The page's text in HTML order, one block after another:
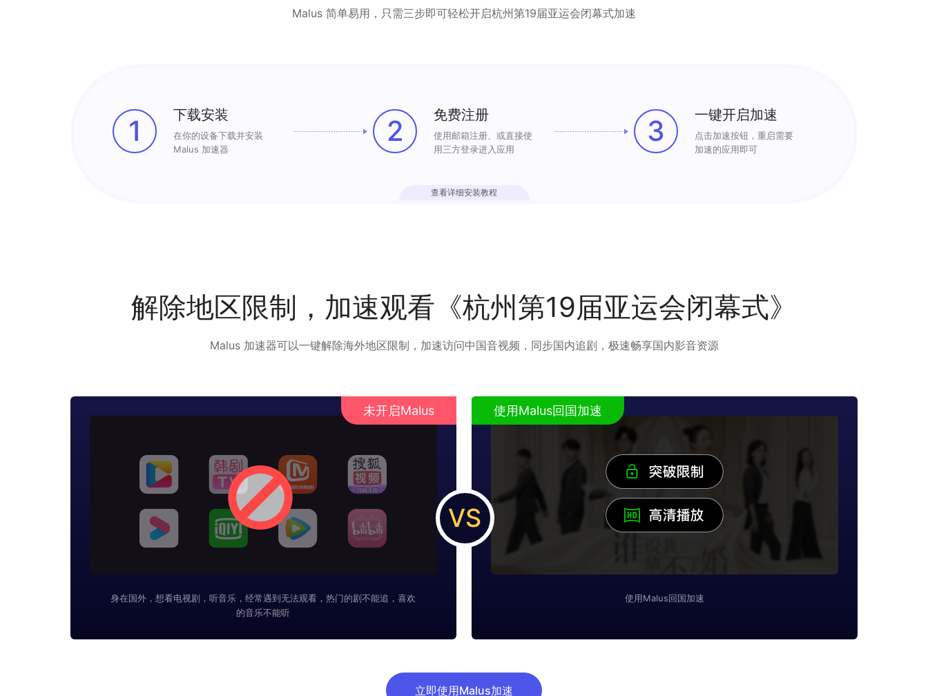
Malus 简单易用，只需三步即可轻松开启杭州第19届亚运会闭幕式加速
1 下载安装
在你的设备下载并安装
Malus 加速器
2 免费注册
使用邮箱注册、或直接使
用三方登录进入应用
3 一键开启加速
点击加速按钮，重启需要
加速的应用即可
查看详细安装教程
解除地区限制，加速观看《杭州第19届亚运会闭幕式》
Malus 加速器可以一键解除海外地区限制，加速访问中国音视频，同步国内追剧，极速畅享国内影音资源
未开启Malus
身在国外，想看电视剧，听音乐，经常遇到无法观看，热门的剧不能追，喜欢
的音乐不能听
VS
使用Malus回国加速
使用Malus回国加速
立即使用Malus加速